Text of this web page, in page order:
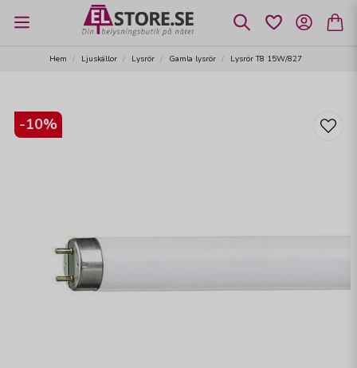
Hem Ljuskällor Lysrör Gamla lysrör Lysrör T8 15W/827
-10%